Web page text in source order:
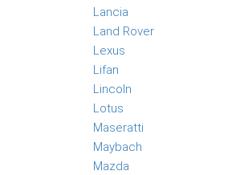
Lancia
Land Rover
Lexus
Lifan
Lincoln
Lotus
Maseratti
Maybach
Mazda